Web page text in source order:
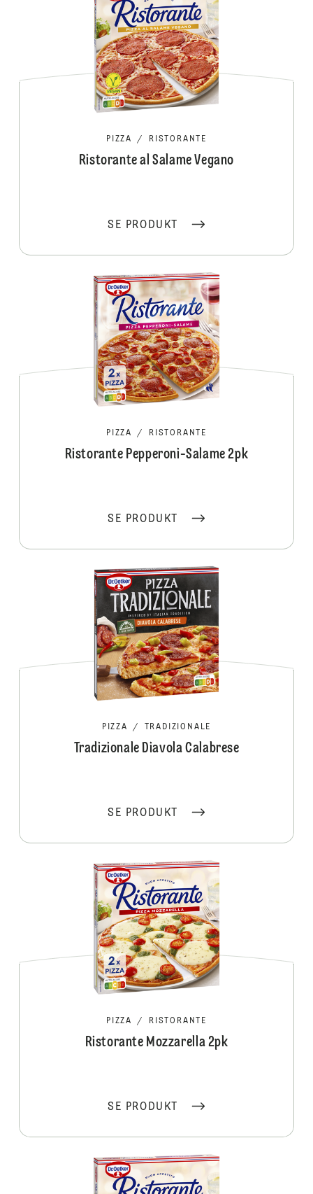
PIZZA / RISTORANTE
Ristorante al Salame Vegano
SE PRODUKT
PIZZA / RISTORANTE
Ristorante Pepperoni-Salame 2pk
SE PRODUKT
PIZZA / TRADIZIONALE
Tradizionale Diavola Calabrese
SE PRODUKT
PIZZA / RISTORANTE
Ristorante Mozzarella 2pk
SE PRODUKT